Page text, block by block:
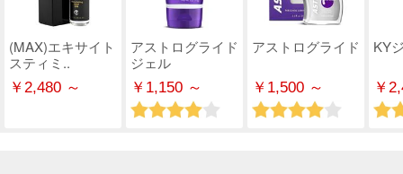
(MAX)エキサイト
スティミ..
￥2,480 ～
アストログライド
ジェル
￥1,150 ～
アストログライド
￥1,500 ～
KY
￥